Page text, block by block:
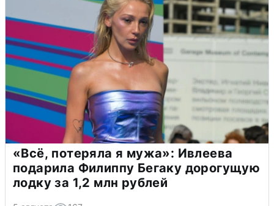
«Всё, потеряла я мужа»: Ивлеева
подарила Филиппу Бегаку дорогущую
лодку за 1,2 млн рублей